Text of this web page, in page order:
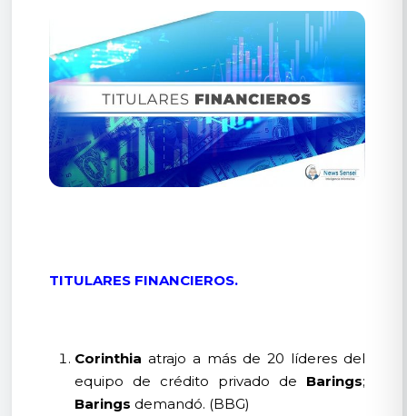
TITULARES FINANCIEROS.
Corinthia atrajo a más de 20 líderes del
equipo de crédito privado de Barings;
Barings demandó. (BBG)